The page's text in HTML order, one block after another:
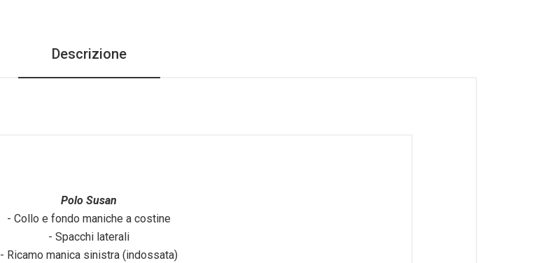
Descrizione
Polo Susan
- Collo e fondo maniche a costine
- Spacchi laterali
- Ricamo manica sinistra (indossata)